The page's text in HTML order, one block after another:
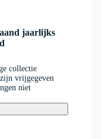
jaarlijks
collectie
vrijgegeven
niet